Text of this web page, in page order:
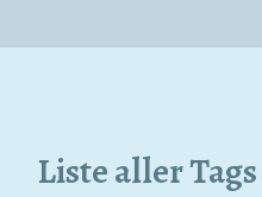
Liste aller